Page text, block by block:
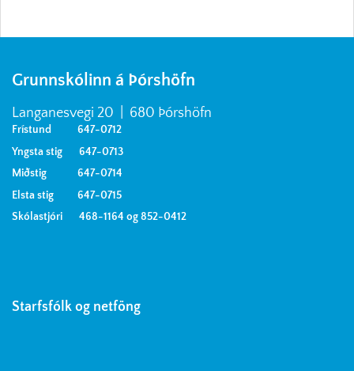
Grunnskólinn á Þórshöfn
Langanesvegi 20 | 680 Þórshöfn
Frístund 647-0712
Yngsta stig 647-0713
Miðstig 647-0714
Elsta stig 647-0715
Skólastjóri 468-1164 og 852-0412
Starfsfólk og netföng